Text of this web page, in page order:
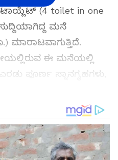
ಟಾಯ್ಲೆಟ್ (4 toilet in one
ಮನೆ
ಮಾರಾಟವಾಗುತ್ತಿದೆ.
ಈ ಮನೆಯಲ್ಲಿ
ಪೂರ್ಣ ಸ್ನಾನಗೃಹಗಳು,
suvarna news ಅನ್ನು